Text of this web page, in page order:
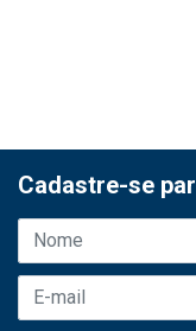
Cadastre-se